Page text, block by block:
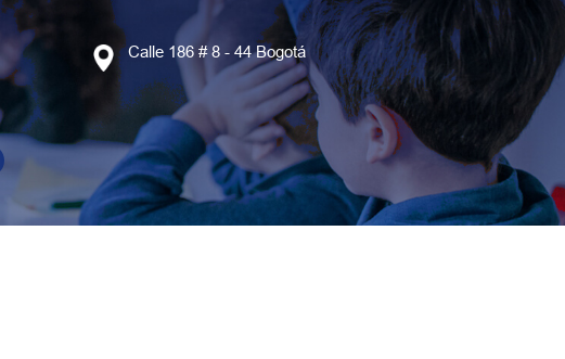
Calle 186 # 8 - 44 Bogotá